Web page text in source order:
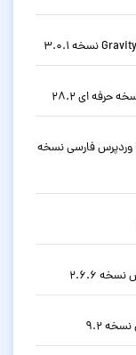
دانلود افزونه سئو حرفه ای رنک مث Rank Math Pro وردپرس فارسی نسخه